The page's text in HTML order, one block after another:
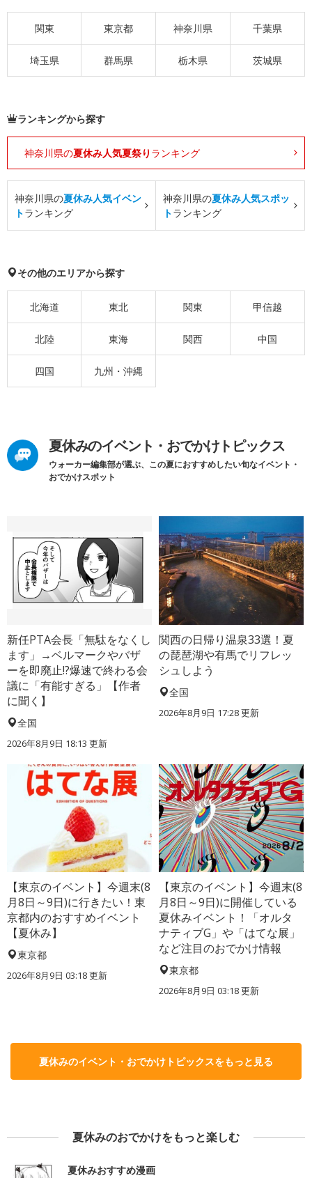
関東 東京都 神奈川県 千葉県
埼玉県 群馬県 栃木県 茨城県
ランキングから探す
神奈川県の夏休み人気夏祭り ランキング
神奈川県の夏休み人気イベン
トランキング
神奈川県の夏休み人気スポッ
トランキング
その他のエリアから探す
北海道 東北 関東 甲信越
北陸 東海 関西 中国
四国 九州・沖縄
夏休みのイベント・おでかけトピックス
ウォーカー編集部が選ぶ、この夏におすすめしたい旬なイベント・
おでかけスポット
新任PTA会長「無駄をなくし
ます」→ベルマークやバザ
ーを即廃止!?爆速で終わる会
議に「有能すぎる」【作者
に聞く】
全国
2026年8月9日 18:13 更新
関西の日帰り温泉33選！夏
の琵琶湖や有馬でリフレッ
シュしよう
全国
2026年8月9日 17:28更新
【東京のイベント】今週末(8
月8日～9日)に行きたい！東
京都内のおすすめイベント
【夏休み】
東京都
2026年8月9日 03:18更新
【東京のイベント】今週末(8
月8日～9日)に開催している
夏休みイベント！「オルタ
ナティブG」や「はてな展」
など注目のおでかけ情報
東京都
2026年8月9日 03:18更新
夏休みのイベント・おでかけトピックスをもっと見る
夏休みのおでかけをもっと楽しむ
夏休みおすすめ漫画